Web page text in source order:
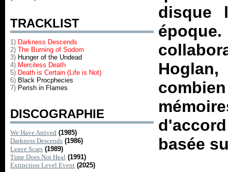
TRACKLIST
1) Darkness Descends
2) The Burning of Sodom
3) Hunger of the Undead
4) Merciless Death
5) Death is Certain (Life is Not)
6) Black Procphecies
7) Perish in Flames
DISCOGRAPHIE
We Have Arrived (1985)
Darkness Descends (1986)
Leave Scars (1989)
Time Does Not Heal (1991)
Extinction Level Event (2025)
disque
basée